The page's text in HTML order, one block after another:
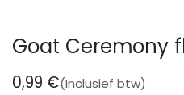
Goat Ceremony
0,99 €(Inclusief btw)